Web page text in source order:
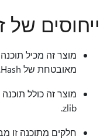
ייחוסים של
מאובטחת של Hash.
מוצר זה כולל
zlib.
חלקים מתוכנה זו